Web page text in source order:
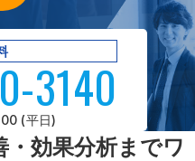
(平日)
3140
・効果分析までワ